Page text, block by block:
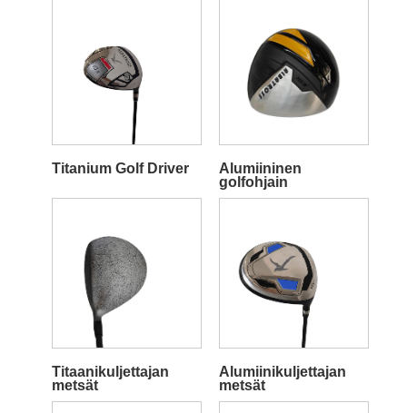
Titanium Golf Driver
Alumiininen
golfohjain
Titaanikuljettajan
metsät
Alumiinikuljettajan
metsät